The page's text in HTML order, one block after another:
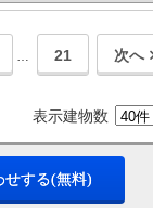
… 21 次へ
表示建物数
せする(無料)